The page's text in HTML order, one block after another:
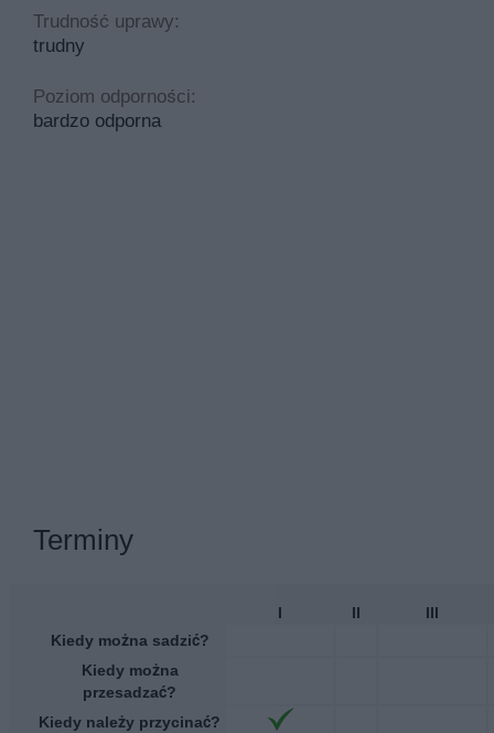
Trudność uprawy:
trudny
Poziom odporności:
bardzo odporna
Terminy
I II
III
Kiedy można sadzić?
Kiedy można
przesadzać?
Kiedy należy przycinać?